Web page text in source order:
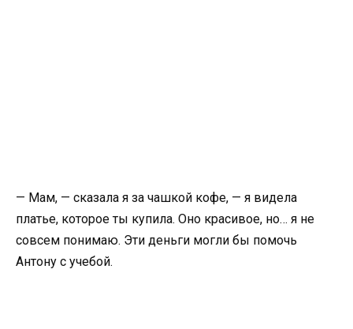
— Мам, — сказала я за чашкой кофе, — я видела
платье, которое ты купила. Оно красивое, но… я не
совсем понимаю. Эти деньги могли бы помочь
Антону с учебой.